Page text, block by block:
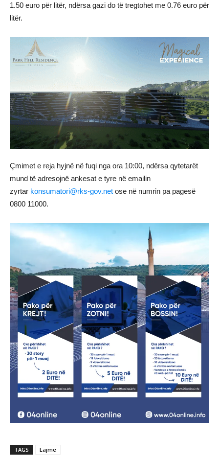
1.50 euro për litër, ndërsa gazi do të tregtohet me 0.76 euro për
litër.
Çmimet e reja hyjnë në fuqi nga ora 10:00, ndërsa qytetarët
mund të adresojnë ankesat e tyre në emailin
zyrtar konsumatori@rks-gov.net ose në numrin pa pagesë
0800 11000.
TAGS Lajme